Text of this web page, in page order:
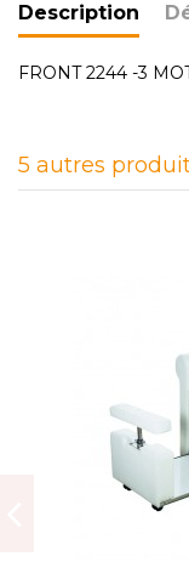
Description
FRONT 2244 -3
5 autres